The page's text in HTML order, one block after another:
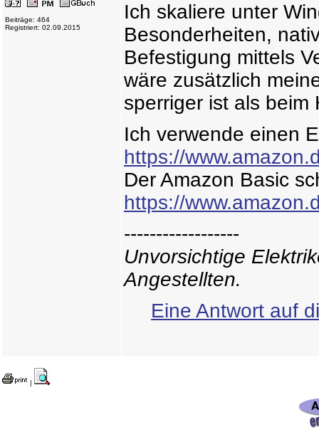
Beiträge: 464
Registriert: 02.09.2015
Ich skaliere unter
Besonderheiten,
Befestigung mittels
wäre zusätzlich
sperriger ist als beim
Ich verwende einen
https://
Der Amazon Basic
https://
------------------
Unvorsichtige
Angestellten.
Eine Antwort auf
|